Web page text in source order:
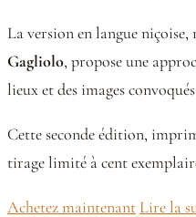
La version en langue niçoise,
Gagliolo, propose une
lieux et des images
Cette seconde édition,
tirage limité à cent
Achetez maintenant Lire la